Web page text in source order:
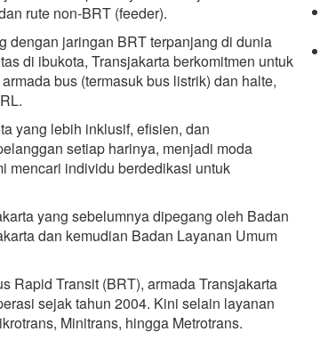
rute non-BRT (feeder).
dengan jaringan BRT terpanjang di dunia
di ibukota, Transjakarta berkomitmen untuk
bus (termasuk bus listrik) dan halte,
yang lebih inklusif, efisien, dan
setiap harinya, menjadi moda
mencari individu berdedikasi untuk
yang sebelumnya dipegang oleh Badan
dan kemudian Badan Layanan Umum
Rapid Transit (BRT), armada Transjakarta
sejak tahun 2004. Kini selain layanan
Minitrans, hingga Metrotrans.